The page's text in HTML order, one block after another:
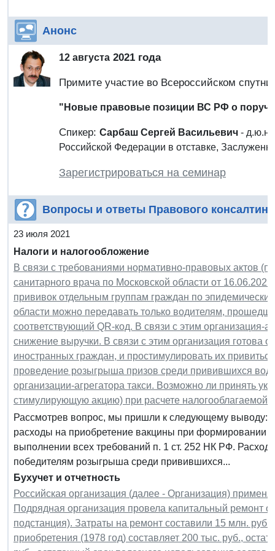
Анонс
12 августа 2021 года
Примите участие во Всероссийском
"Новые правовые позиции ВС РФ о
Спикер: Сарбаш Сергей Васильевич -
Российской Федерации в отставке,
Зарегистрироваться на семинар
Вопросы и ответы Правового
23 июля 2021
Налоги и налогообложение
В связи с требованиями нормативно-правовых актов
санитарного врача по Московской области от
прививок отдельным группам граждан по
области можно передавать только водителям,
соответствующий QR-код. В связи с этим организация-
снижение выручки. В связи с этим организация готова
иностранных граждан, и простимулировать их
проведение розыгрыша призов среди привившихся
организации-агрегатора такси. Возможно ли принять
стимулирующую акцию) при расчете налогооблагаемой
Рассмотрев вопрос, мы пришли к следующему выводу:
расходы на приобретение вакцины при формировании
выполнении всех требований п. 1 ст. 252 НК РФ.
победителям розыгрыша среди привившихся...
Бухучет и отчетность
Российская организация (далее - Организация)
Подрядная организация провела капитальный ремонт
подстанция). Затраты на ремонт составили 15 млн. руб.
приобретения (1978 год) составляет 200 тыс. руб.,